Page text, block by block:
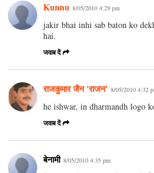
Kunnu 8/05/2010 4:29 pm
jakir bhai inhi sab baton ko
hai.
जवाब दें
राजकुमार जैन 'राजन' 8/05/2010 4:32
he ishwar, in dharmandh logo
जवाब दें
बेनामी 8/05/2010 4:35 pm